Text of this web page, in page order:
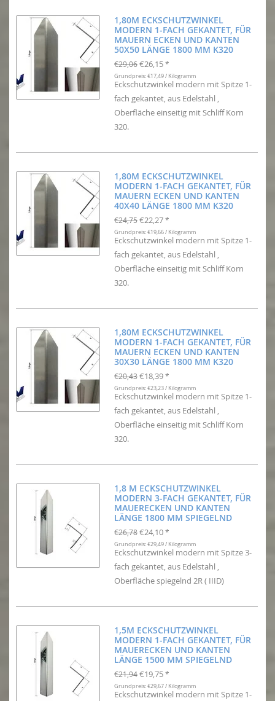
1,80M ECKSCHUTZWINKEL
MODERN 1-FACH GEKANTET, FÜR
MAUERN ECKEN UND KANTEN
50X50 LÄNGE 1800 MM K320
€29,06 €26,15 *
Grundpreis: €17,49 / Kilogramm
Eckschutzwinkel modern mit Spitze 1-
fach gekantet, aus Edelstahl ,
Oberfläche einseitig mit Schliff Korn
320.
1,80M ECKSCHUTZWINKEL
MODERN 1-FACH GEKANTET, FÜR
MAUERN ECKEN UND KANTEN
40X40 LÄNGE 1800 MM K320
€24,75 €22,27 *
Grundpreis: €19,66 / Kilogramm
Eckschutzwinkel modern mit Spitze 1-
fach gekantet, aus Edelstahl ,
Oberfläche einseitig mit Schliff Korn
320.
1,80M ECKSCHUTZWINKEL
MODERN 1-FACH GEKANTET, FÜR
MAUERN ECKEN UND KANTEN
30X30 LÄNGE 1800 MM K320
€20,43 €18,39 *
Grundpreis: €23,23 / Kilogramm
Eckschutzwinkel modern mit Spitze 1-
fach gekantet, aus Edelstahl ,
Oberfläche einseitig mit Schliff Korn
320.
1,8 M ECKSCHUTZWINKEL
MODERN 3-FACH GEKANTET, FÜR
MAUERECKEN UND KANTEN
LÄNGE 1800 MM SPIEGELND
€26,78 €24,10 *
Grundpreis: €29,49 / Kilogramm
Eckschutzwinkel modern mit Spitze 3-
fach gekantet, aus Edelstahl ,
Oberfläche spiegelnd 2R ( IIID)
1,5M ECKSCHUTZWINKEL
MODERN 1-FACH GEKANTET, FÜR
MAUERECKEN UND KANTEN
LÄNGE 1500 MM SPIEGELND
€21,94 €19,75 *
Grundpreis: €29,67 / Kilogramm
Eckschutzwinkel modern mit Spitze 1-